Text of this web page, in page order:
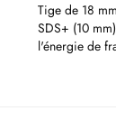
Tige de 18
SDS+ (10
l'énergie de